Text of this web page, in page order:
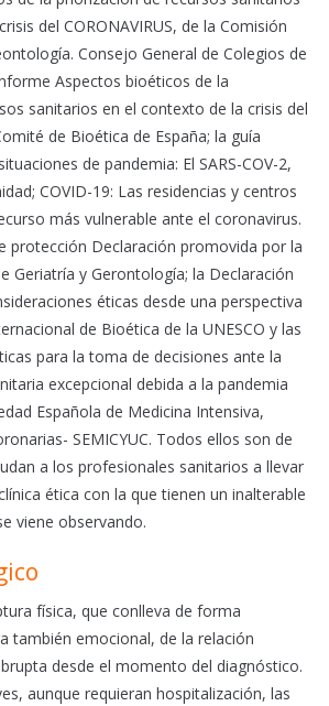
del CORONAVIRUS, de la Comisión
Consejo General de Colegios de
Aspectos bioéticos de la
sanitarios en el contexto de la crisis del
de Bioética de España; la guía
de pandemia: El SARS-COV-2,
COVID-19: Las residencias y centros
más vulnerable ante el coronavirus.
protección Declaración promovida por la
Geriatría y Gerontología; la Declaración
éticas desde una perspectiva
de Bioética de la UNESCO y las
para la toma de decisiones ante la
excepcional debida a la pandemia
Española de Medicina Intensiva,
SEMICYUC. Todos ellos son de
a los profesionales sanitarios a llevar
ética con la que tienen un inalterable
viene observando.
física, que conlleva de forma
también emocional, de la relación
desde el momento del diagnóstico.
aunque requieran hospitalización, las